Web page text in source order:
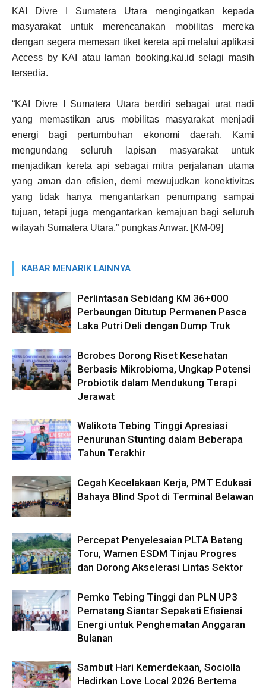
KAI Divre I Sumatera Utara mengingatkan kepada
masyarakat untuk merencanakan mobilitas mereka
dengan segera memesan tiket kereta api melalui aplikasi
Access by KAI atau laman booking.kai.id selagi masih
tersedia.
“KAI Divre I Sumatera Utara berdiri sebagai urat nadi
yang memastikan arus mobilitas masyarakat menjadi
energi bagi pertumbuhan ekonomi daerah. Kami
mengundang seluruh lapisan masyarakat untuk
menjadikan kereta api sebagai mitra perjalanan utama
yang aman dan efisien, demi mewujudkan konektivitas
yang tidak hanya mengantarkan penumpang sampai
tujuan, tetapi juga mengantarkan kemajuan bagi seluruh
wilayah Sumatera Utara,” pungkas Anwar. [KM-09]
KABAR MENARIK LAINNYA
Perlintasan Sebidang KM 36+000
Perbaungan Ditutup Permanen Pasca
Laka Putri Deli dengan Dump Truk
Bcrobes Dorong Riset Kesehatan
Berbasis Mikrobioma, Ungkap Potensi
Probiotik dalam Mendukung Terapi
Jerawat
Walikota Tebing Tinggi Apresiasi
Penurunan Stunting dalam Beberapa
Tahun Terakhir
Cegah Kecelakaan Kerja, PMT Edukasi
Bahaya Blind Spot di Terminal Belawan
Percepat Penyelesaian PLTA Batang
Toru, Wamen ESDM Tinjau Progres
dan Dorong Akselerasi Lintas Sektor
Pemko Tebing Tinggi dan PLN UP3
Pematang Siantar Sepakati Efisiensi
Energi untuk Penghematan Anggaran
Bulanan
Sambut Hari Kemerdekaan, Sociolla
Hadirkan Love Local 2026 Bertema